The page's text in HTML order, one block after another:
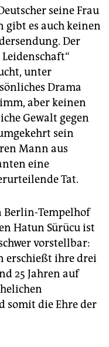
seine Frau
gibt es auch keinen
Der
unter
Drama
aber keinen
Gewalt gegen
sein
Mann aus
eine
Tat.
Berlin-Tempelhof
Hatun Sürücu ist
vorstellbar:
erschießt ihre drei
25 Jahren auf
somit die Ehre der